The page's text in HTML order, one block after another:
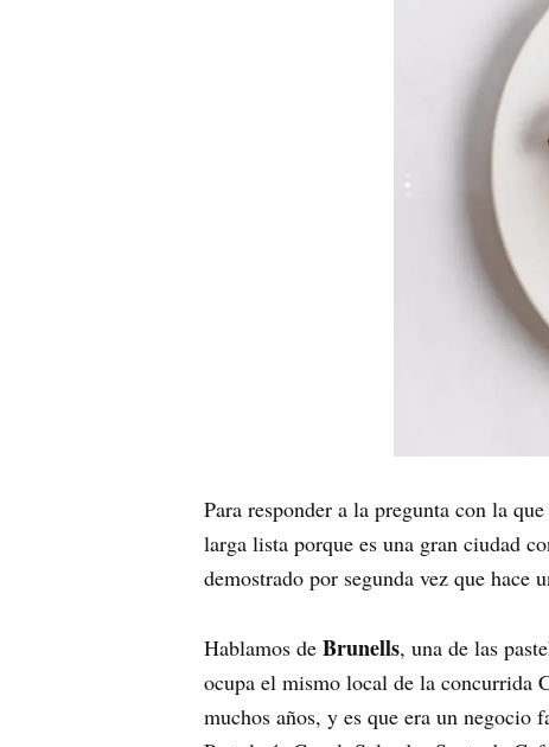
Para responder a la pregunta con la
larga lista porque es una gran ciudad
demostrado por segunda vez que hace
Hablamos de Brunells, una de las
ocupa el mismo local de la concurrida
muchos años, y es que era un negocio